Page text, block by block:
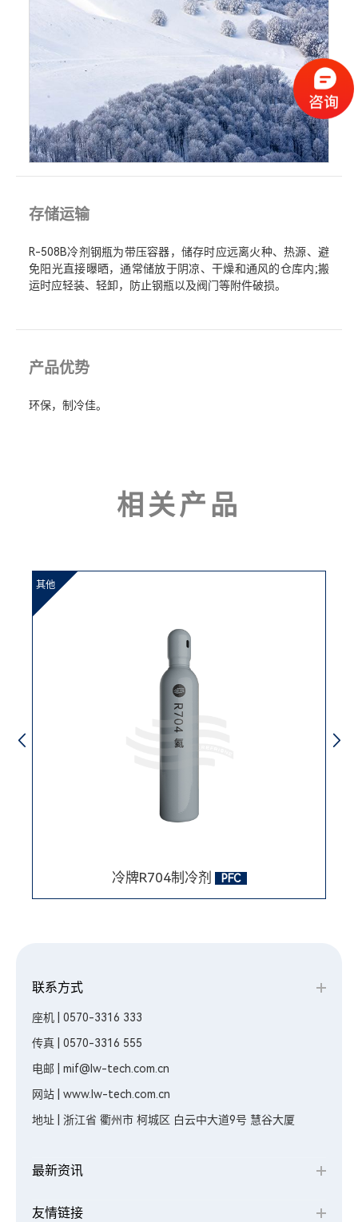
存储运输
R-508B冷剂钢瓶为带压容器，储存时应远离火种、热源、避
免阳光直接曝晒，通常储放于阴凉、干燥和通风的仓库内;搬
运时应轻装、轻卸，防止钢瓶以及阀门等附件破损。
产品优势
环保，制冷佳。
相关产品
冷牌R704制冷剂 PFC
其他
联系方式
座机 | 0570-3316 333
传真 | 0570-3316 555
电邮 | mif@lw-tech.com.cn
网站 | www.lw-tech.com.cn
地址 | 浙江省 衢州市 柯城区 白云中大道9号 慧谷大厦
最新资讯
友情链接